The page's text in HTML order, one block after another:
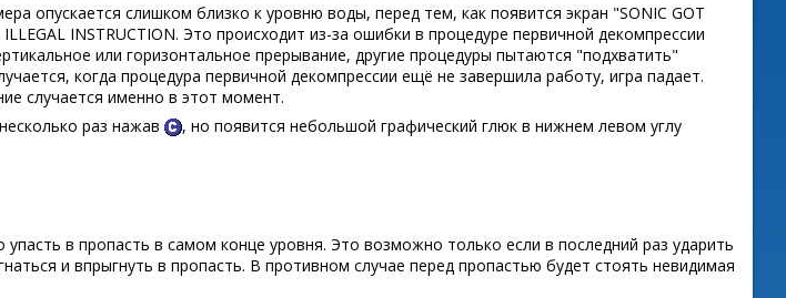
опускается слишком близко к уровню воды, перед тем, как появится экран "SONIC GOT
INSTRUCTION. Это происходит из-за ошибки в процедуре первичной декомпрессии
или горизонтальное прерывание, другие процедуры пытаются "подхватить"
когда процедура первичной декомпрессии ещё не завершила работу, игра падает.
случается именно в этот момент.
раз нажав
, но появится небольшой графический глюк в нижнем левом углу
в пропасть в самом конце уровня. Это возможно только если в последний раз ударить
и впрыгнуть в пропасть. В противном случае перед пропастью будет стоять невидимая